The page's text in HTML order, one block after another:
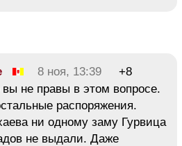
8 ноя, 13:39
+8
не правы в этом вопросе.
распоряжения.
ни одному заму Гурвица
не выдали. Даже